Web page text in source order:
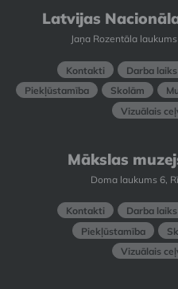
Latvijas
Jaņa Rozentāla
Kontakti Darba laiks
Piekļūstamība
Skolām
Vizuālais
Mākslas
Doma laukums 6,
Kontakti Darba laiks
Piekļūstamība
Vizuālais